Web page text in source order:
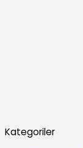
Kategoriler